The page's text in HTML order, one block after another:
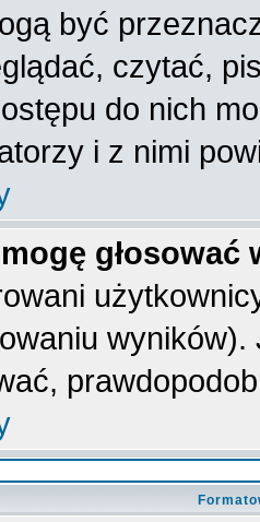
być
czytać,
do nich
i z nimi
głosować